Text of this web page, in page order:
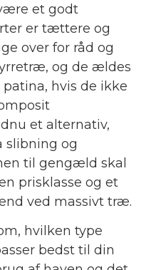
et godt
er tættere og
over for råd og
og de ældes
hvis de ikke
et alternativ,
slibning og
til gengæld skal
prisklasse og et
ved massivt træ.
hvilken type
bedst til din